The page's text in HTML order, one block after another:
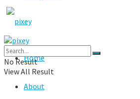
Home
About
No Result
View All Result